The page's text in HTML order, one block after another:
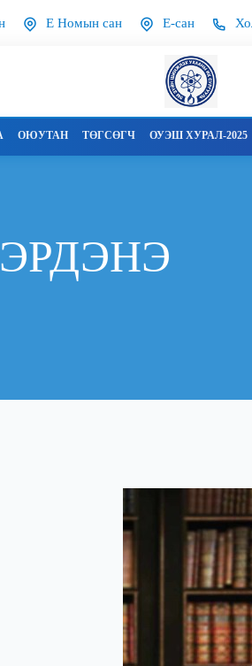
Е Номын сан Е-сан
ОЮУТАН ТӨГСӨГЧ ОУЭШ ХУРАЛ-2025